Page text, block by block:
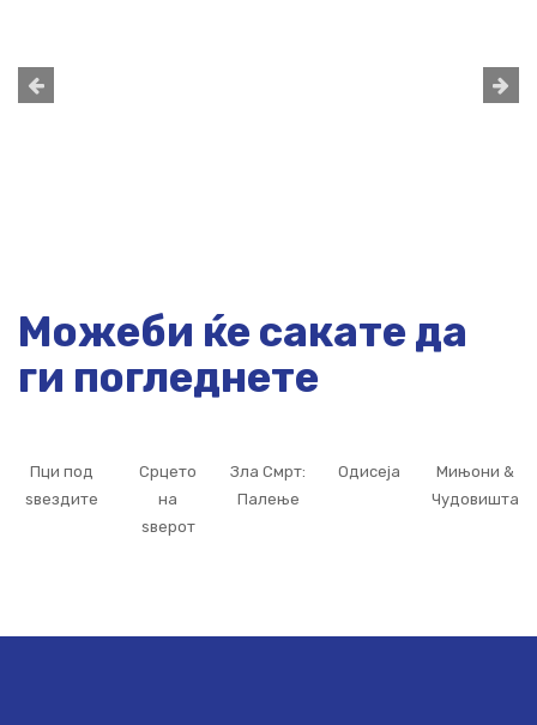
Можеби ќе сакате да
ги погледнете
Пци под
ѕвездите
Срцето
на
ѕверот
Зла Смрт:
Палење
Одисеја
Мињони &
Чудовишта